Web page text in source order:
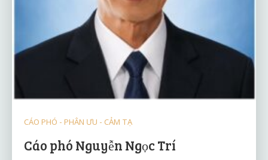
CÁO PHÓ - PHÂN ƯU - CẢM TẠ
Cáo phó Nguyễn Ngọc Trí